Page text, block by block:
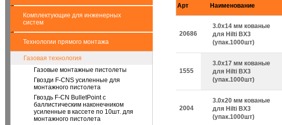
Комплектующие для инженерных
систем
Технологии прямого монтажа
Газовая технология
Газовые монтажные пистолеты
Гвозди F-CNS усиленные для
монтажного пистолета
Гвоздь F-CN BulletPoint с
баллистическим наконечником
усиленные в кассете по 10шт. для
монтажного пистолета
Арт Наименование
20686
3.0х14 мм кованые
для Hilti BX3
(упак.1000шт)
1555
3.0х17 мм кованые
для Hilti BX3
(упак.1000шт)
2004
3.0х20 мм кованые
для Hilti BX3
(упак.1000шт)